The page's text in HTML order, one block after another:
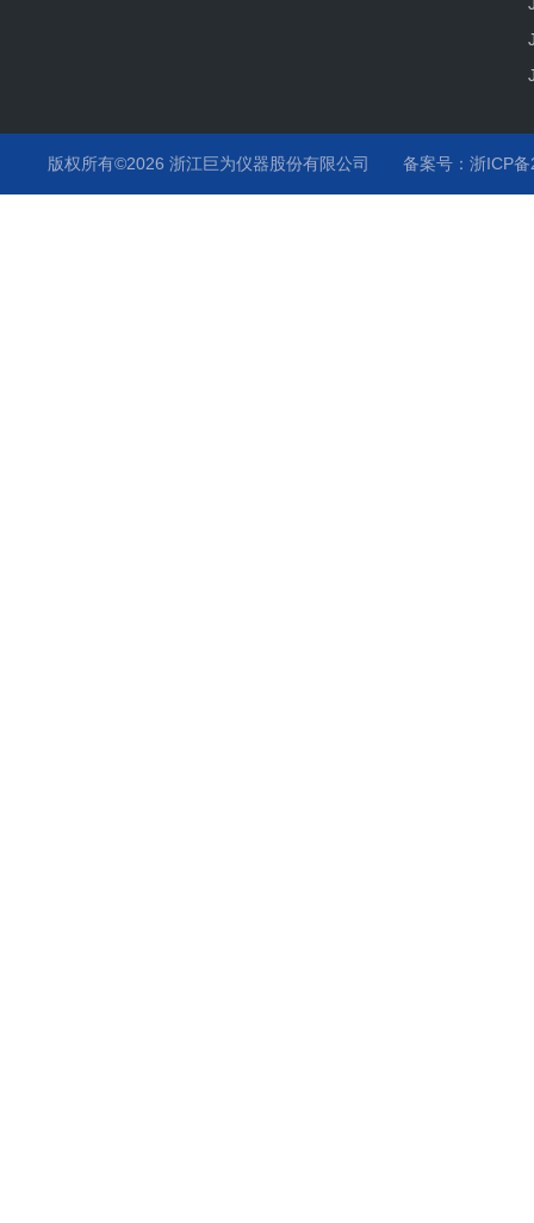
版权所有©2026 浙江巨为仪器股份有限公司 备案号：浙ICP